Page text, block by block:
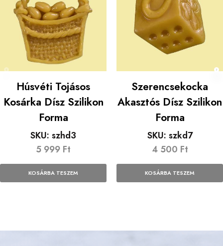
Húsvéti Tojásos
Kosárka Dísz Szilikon
Forma
SKU: szhd3
5 999 Ft
KOSÁRBA TESZEM
Szerencsekocka
Akasztós Dísz Szilikon
Forma
SKU: szkd7
4 500 Ft
KOSÁRBA TESZEM